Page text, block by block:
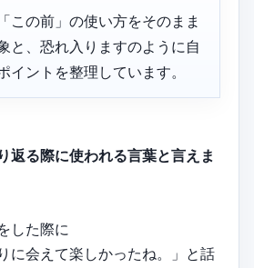
この前」の使い方をそのまま
と、恐れ入りますのように自
イントを整理しています。
返る際に使われる言葉と言えま
した際に
に会えて楽しかったね。」と話